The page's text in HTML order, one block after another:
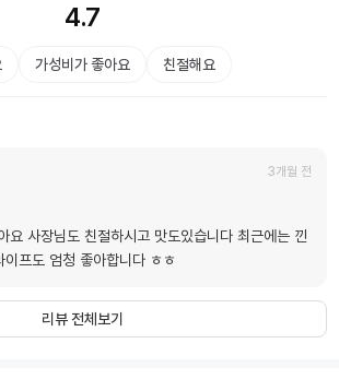
4.7
가성비가 좋아요 친절해요
3개월 전
요 사장님도 친절하시고 맛도있습니다 최근에는 낀
프도 엄청 좋아합니다 ㅎㅎ
리뷰 전체보기